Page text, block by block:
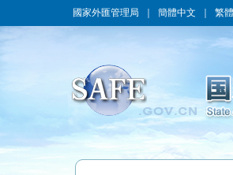
國家外匯管理局 簡體中文 繁